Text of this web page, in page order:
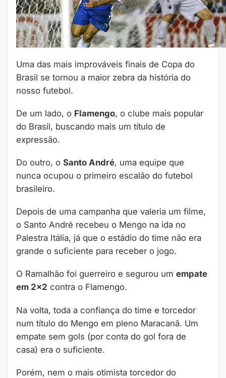
Uma das mais improváveis finais de Copa do
Brasil se tornou a maior zebra da história do
nosso futebol.
De um lado, o Flamengo, o clube mais popular
do Brasil, buscando mais um título de
expressão.
Do outro, o Santo André, uma equipe que
nunca ocupou o primeiro escalão do futebol
brasileiro.
Depois de uma campanha que valeria um filme,
o Santo André recebeu o Mengo na ida no
Palestra Itália, já que o estádio do time não era
grande o suficiente para receber o jogo.
O Ramalhão foi guerreiro e segurou um empate
em 2×2 contra o Flamengo.
Na volta, toda a confiança do time e torcedor
num título do Mengo em pleno Maracanã. Um
empate sem gols (por conta do gol fora de
casa) era o suficiente.
Porém, nem o mais otimista torcedor do